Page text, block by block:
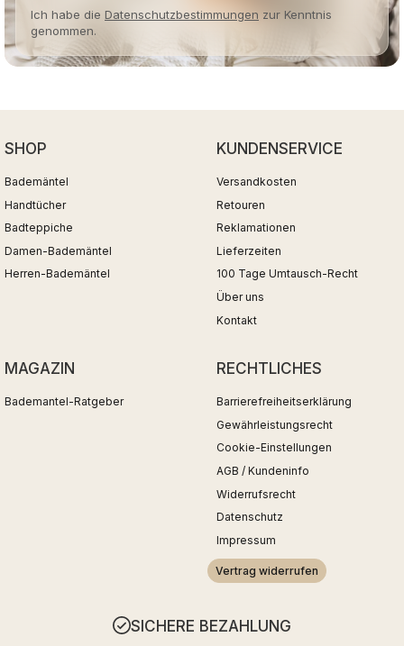
Ich habe die Datenschutzbestimmungen zur Kenntnis
genommen.
SHOP
Bademäntel
Handtücher
Badteppiche
Damen-Bademäntel
Herren-Bademäntel
KUNDENSERVICE
Versandkosten
Retouren
Reklamationen
Lieferzeiten
100 Tage Umtausch-Recht
Über uns
Kontakt
MAGAZIN
Bademantel-Ratgeber
RECHTLICHES
Barrierefreiheitserklärung
Gewährleistungsrecht
Cookie-Einstellungen
AGB / Kundeninfo
Widerrufsrecht
Datenschutz
Impressum
Vertrag widerrufen
SICHERE BEZAHLUNG